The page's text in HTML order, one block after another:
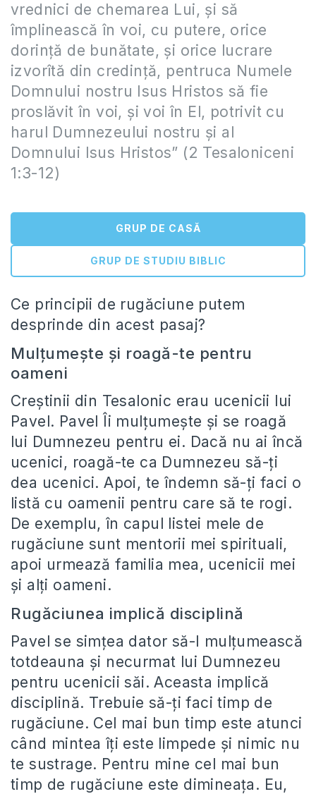
vrednici de chemarea Lui, şi să
împlinească în voi, cu putere, orice
dorinţă de bunătate, şi orice lucrare
izvorîtă din credinţă, pentruca Numele
Domnului nostru Isus Hristos să fie
proslăvit în voi, şi voi în El, potrivit cu
harul Dumnezeului nostru şi al
Domnului Isus Hristos” (2 Tesaloniceni
1:3-12)
GRUP DE CASĂ
GRUP DE STUDIU BIBLIC
Ce principii de rugăciune putem
desprinde din acest pasaj?
Mulțumește și roagă-te pentru
oameni
Creștinii din Tesalonic erau ucenicii lui
Pavel. Pavel Îi mulțumește și se roagă
lui Dumnezeu pentru ei. Dacă nu ai încă
ucenici, roagă-te ca Dumnezeu să-ți
dea ucenici. Apoi, te îndemn să-ți faci o
listă cu oamenii pentru care să te rogi.
De exemplu, în capul listei mele de
rugăciune sunt mentorii mei spirituali,
apoi urmează familia mea, ucenicii mei
și alți oameni.
Rugăciunea implică disciplină
Pavel se simțea dator să-I mulțumească
totdeauna și necurmat lui Dumnezeu
pentru ucenicii săi. Aceasta implică
disciplină. Trebuie să-ți faci timp de
rugăciune. Cel mai bun timp este atunci
când mintea îți este limpede și nimic nu
te sustrage. Pentru mine cel mai bun
timp de rugăciune este dimineața. Eu,